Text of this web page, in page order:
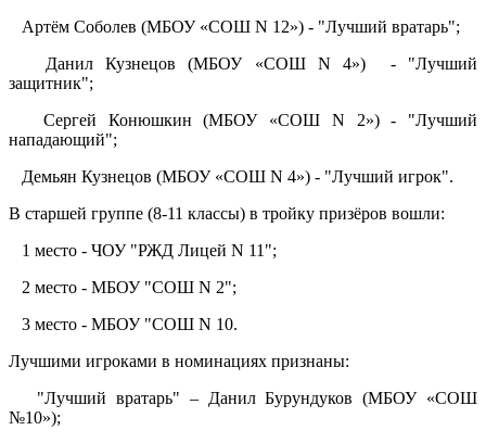
Артём Соболев (МБОУ «СОШ N 12») - "Лучший вратарь";
Данил Кузнецов (МБОУ «СОШ N 4») - "Лучший
защитник";
Сергей Конюшкин (МБОУ «СОШ N 2») - "Лучший
нападающий";
Демьян Кузнецов (МБОУ «СОШ N 4») - "Лучший игрок".
В старшей группе (8-11 классы) в тройку призёров вошли:
1 место - ЧОУ "РЖД Лицей N 11";
2 место - МБОУ "СОШ N 2";
3 место - МБОУ "СОШ N 10.
Лучшими игроками в номинациях признаны:
"Лучший вратарь" – Данил Бурундуков (МБОУ «СОШ
№10»);